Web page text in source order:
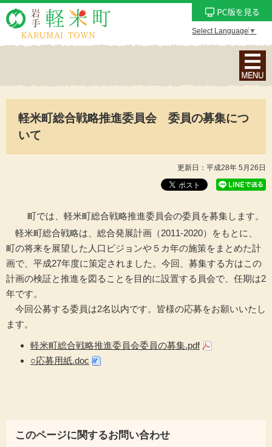
Select Language ▼
ナ
ビ
シ
メ
ニ
ュ
を
表
示
軽米町総合戦略推進委員会 委員の募集につ
いて
更新日：平成28年 5月26日
町では、軽米町総合戦略推進委員会の委員を募集します。
軽米町総合戦略は、総合発展計画（2011-2020）をもとに、
町の将来を展望した人口ビジョンや５カ年の施策をまとめた計
画で、平成27年度に策定されました。今回、募集する方はこの
計画の検証と推進を図ることを目的に設置する員会で、任期は2
年です。
今回公募する委員は2名以内です。皆様の応募をお願いいたし
ます。
軽米町総合戦略推進委員会委員の募集.pdf
○応募用紙.doc
このページに関するお問い合わせ